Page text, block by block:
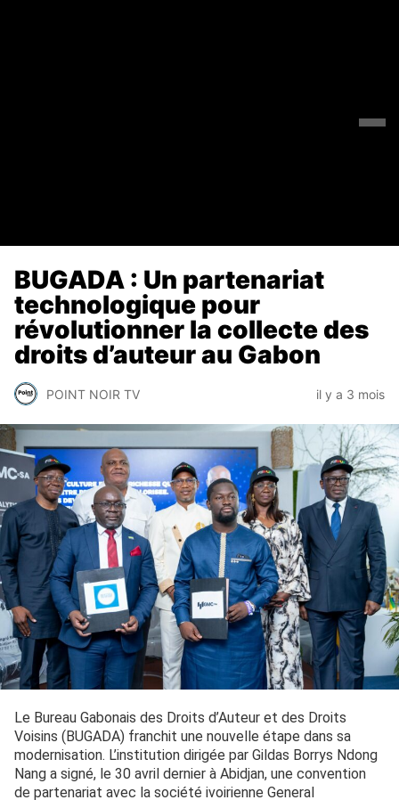
BUGADA : Un partenariat
technologique pour
révolutionner la collecte des
droits d’auteur au Gabon
POINT NOIR TV il y a 3 mois
Le Bureau Gabonais des Droits d’Auteur et des Droits
Voisins (BUGADA) franchit une nouvelle étape dans sa
modernisation. L’institution dirigée par Gildas Borrys Ndong
Nang a signé, le 30 avril dernier à Abidjan, une convention
de partenariat avec la société ivoirienne General